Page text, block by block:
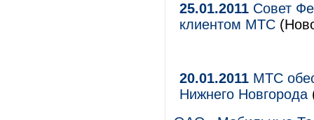
25.01.2011 Совет
клиентом МТС
20.01.2011 МТС
Нижнего Новгорода